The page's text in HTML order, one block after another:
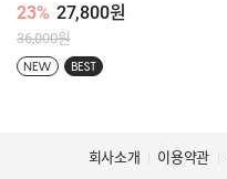
23% 27,800원
36,000원
NEW BEST
회사소개 이용약관